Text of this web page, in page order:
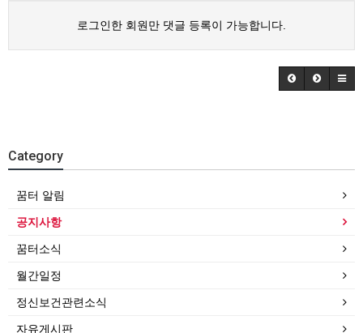
로그인한 회원만 댓글 등록이 가능합니다.
Category
꿈터 알림
공지사항
꿈터소식
월간일정
정신보건관련소식
자유게시판